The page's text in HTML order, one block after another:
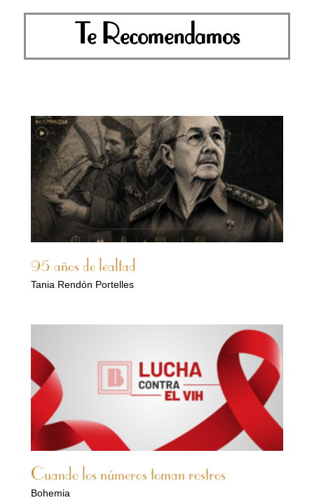
Te Recomendamos
95 años de lealtad
Tania Rendón Portelles
Cuando los números toman rostros
Bohemia